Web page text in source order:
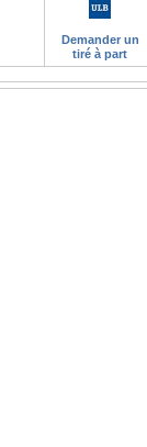
Demander un
tiré à part